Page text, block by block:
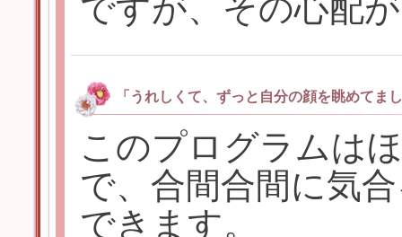
ですが、その心配
「うれしくて、ずっと自分の顔を眺めてま
このプログラムは
で、合間合間に気
できます。